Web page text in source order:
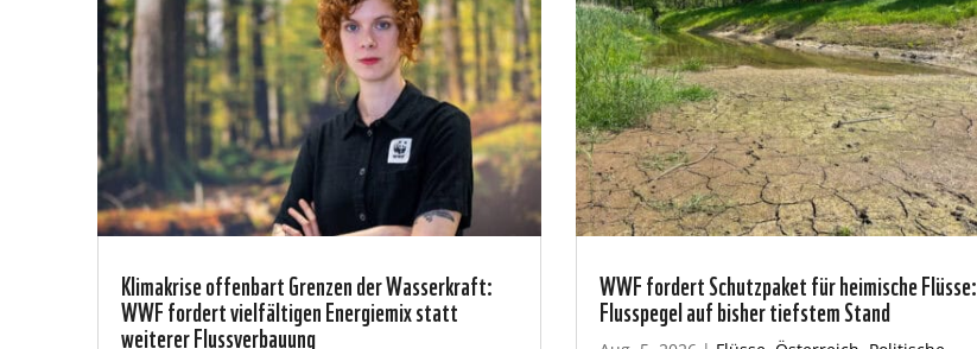
Klimakrise offenbart Grenzen der Wasserkraft:
WWF fordert vielfältigen Energiemix statt
weiterer Flussverbauung
WWF fordert Schutzpaket für heimische Flüsse:
Flusspegel auf bisher tiefstem Stand